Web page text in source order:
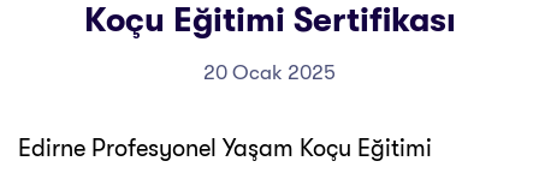
Koçu Eğitimi Sertifikası
20 Ocak 2025
Edirne Profesyonel Yaşam Koçu Eğitimi